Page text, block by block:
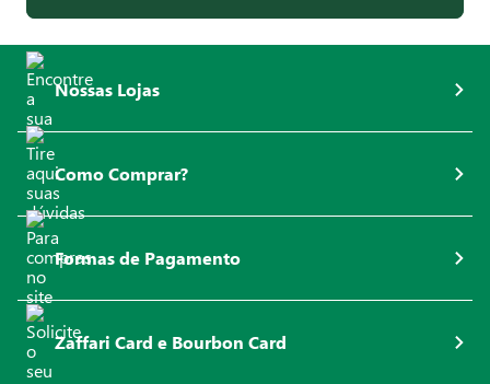
Nossas Lojas
Como Comprar?
Formas de Pagamento
Zaffari Card e Bourbon Card